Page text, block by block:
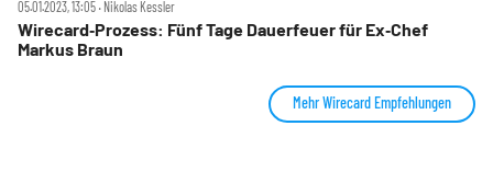
05.01.2023, 13:05 ‧ Nikolas Kessler
Wirecard‑Prozess: Fünf Tage Dauerfeuer für Ex‑Chef
Markus Braun
Mehr Wirecard Empfehlungen